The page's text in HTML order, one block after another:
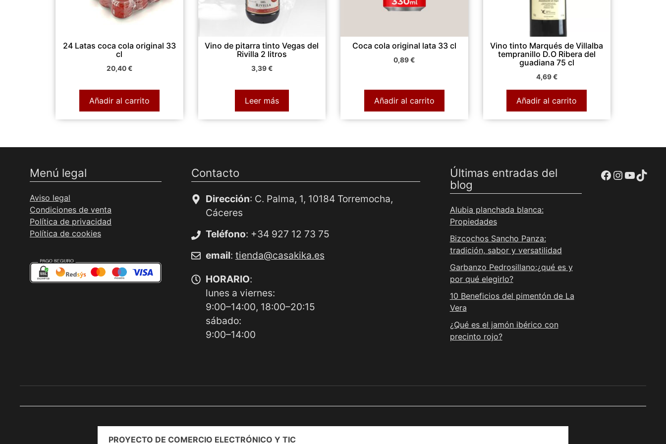
24 Latas coca cola original 33
cl
20,40€
Añadir al carrito
Vino de pitarra tinto Vegas del
Rivilla 2 litros
3,39€
Leer más
Coca cola original lata 33 cl
0,89€
Añadir al carrito
Vino tinto Marqués de Villalba
tempranillo D.O Ribera del
guadiana 75 cl
4,69€
Añadir al carrito
Menú legal
Aviso legal
Condiciones de venta
Política de privacidad
Política de cookies
Contacto
Dirección: C. Palma, 1, 10184 Torremocha,
Cáceres
Teléfono: +34 927 12 73 75
email: tienda@casakika.es
HORARIO:
lunes a viernes:
9:00–14:00, 18:00–20:15
sábado:
9:00–14:00
Últimas entradas del
blog
Alubia planchada blanca:
Propiedades
Bizcochos Sancho Panza:
tradición, sabor y versatilidad
Garbanzo Pedrosillano:¿qué es y
por qué elegirlo?
10 Beneficios del pimentón de La
Vera
¿Qué es el jamón ibérico con
precinto rojo?
Ir a la cuenta de facebook de Restaurante Tuétano
Ir a la cuenta de Instagram de Restaurante Tuétano
PROYECTO DE COMERCIO ELECTRÓNICO Y TIC